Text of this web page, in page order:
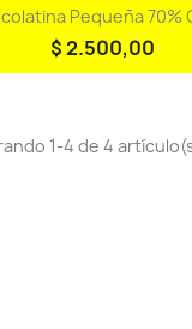
Vista rápida
Pequeña 70%
$ 2.500,00
1-4 de 4